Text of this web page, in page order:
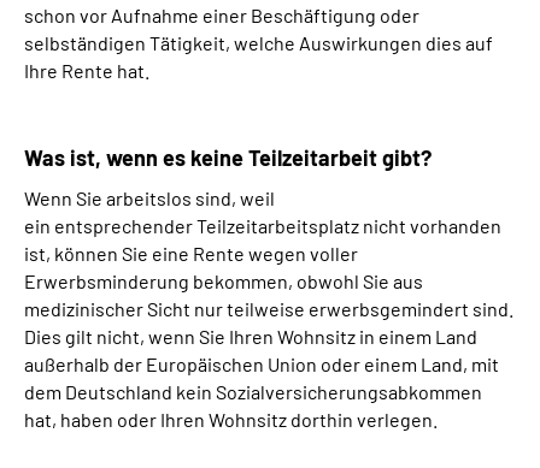
schon vor Aufnahme einer Beschäftigung oder
selbständigen Tätigkeit, welche Auswirkungen dies auf
Ihre Rente hat.
Was ist, wenn es keine Teilzeitarbeit gibt?
Wenn Sie arbeitslos sind, weil
ein entsprechender Teilzeitarbeitsplatz nicht vorhanden
ist, können Sie eine Rente wegen voller
Erwerbsminderung bekommen, obwohl Sie aus
medizinischer Sicht nur teilweise erwerbsgemindert sind.
Dies gilt nicht, wenn Sie Ihren Wohnsitz in einem Land
außerhalb der Europäischen Union oder einem Land, mit
dem Deutschland kein Sozialversicherungsabkommen
hat, haben oder Ihren Wohnsitz dorthin verlegen.